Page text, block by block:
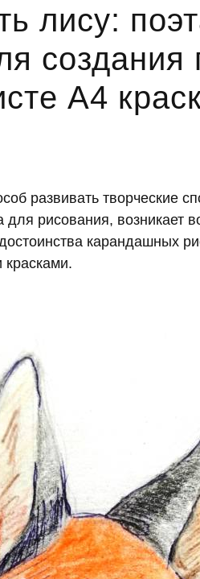
лису:
А4
развивать творческие
рисования, возникает
карандашных
красками.